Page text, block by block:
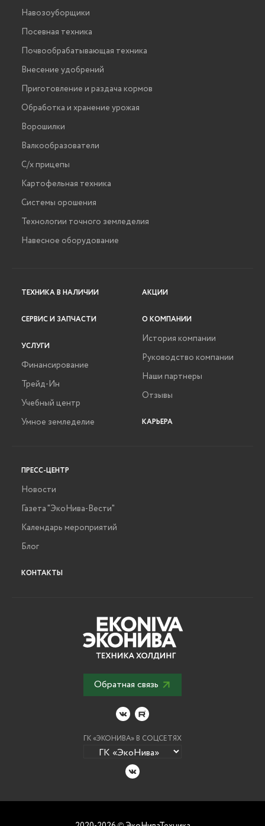
Навозоуборщики
Посевная техника
Почвообрабатывающая техника
Внесение удобрений
Приготовление и раздача кормов
Обработка и хранение урожая
Ворошилки
Валкообразователи
С/х прицепы
Картофельная техника
Системы орошения
Технологии точного земледелия
Навесное оборудование
ТЕХНИКА В НАЛИЧИИ
СЕРВИС И ЗАПЧАСТИ
УСЛУГИ
Финансирование
Трейд-Ин
Учебный центр
Умное земледелие
АКЦИИ
О КОМПАНИИ
История компании
Руководство компании
Наши партнеры
Отзывы
КАРЬЕРА
ПРЕСС-ЦЕНТР
Новости
Газета "ЭкоНива-Вести"
Календарь мероприятий
Блог
КОНТАКТЫ
Обратная связь
ГК «ЭКОНИВА» В СОЦСЕТЯХ